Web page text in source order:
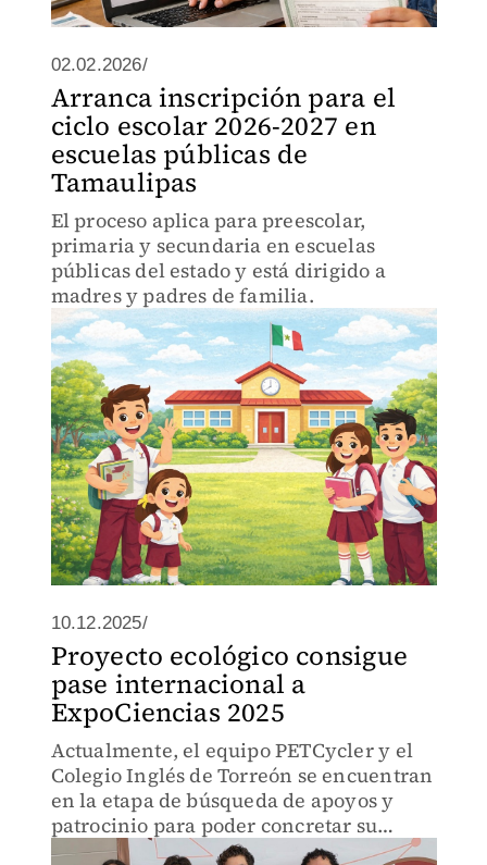
02.02.2026/
Arranca inscripción para el
ciclo escolar 2026-2027 en
escuelas públicas de
Tamaulipas
El proceso aplica para preescolar,
primaria y secundaria en escuelas
públicas del estado y está dirigido a
madres y padres de familia.
10.12.2025/
Proyecto ecológico consigue
pase internacional a
ExpoCiencias 2025
Actualmente, el equipo PETCycler y el
Colegio Inglés de Torreón se encuentran
en la etapa de búsqueda de apoyos y
patrocinio para poder concretar su
participación.